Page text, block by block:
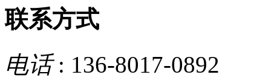
联系方式
电话: 136-8017-0892